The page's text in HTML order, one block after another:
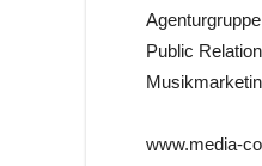
Public
www.media-